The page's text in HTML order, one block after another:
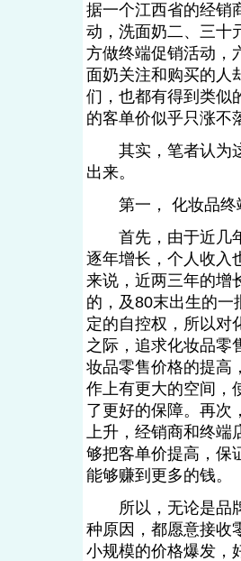
据一个江西省的经销
动，洗面奶二、三十
方做终端促销活动，
面奶关注和购买的人
们，也都有得到类似
的客单价似乎只涨不
其实，笔者认为这
出来。
第一， 化妆品终
首先，由于近几
逐年增长，个人收入
来说，近两三年的增
的，及80末出生的一
定的自控权，所以对
之际，追求化妆品零
妆品零售价格的提高
作上有更大的空间，
了更好的保障。再次
上升，经销商和终端
够把客单价提高，保
能够赚到更多的钱。
所以，无论是品牌
种原因，都愿意接收
小规模的价格爆发，